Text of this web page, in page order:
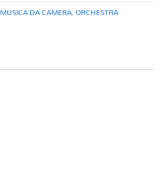
MUSICA DA CAMERA,ORCHESTRA